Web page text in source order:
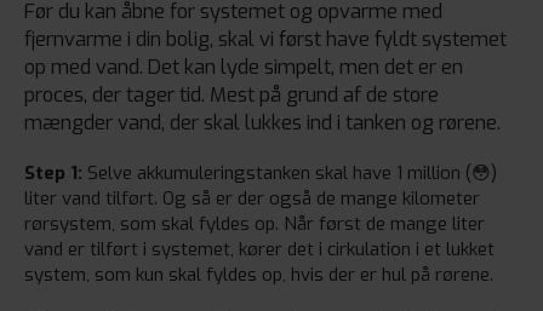
Før du kan åbne for systemet og opvarme med
fjernvarme i din bolig, skal vi først have fyldt systemet
op med vand. Det kan lyde simpelt, men det er en
proces, der tager tid. Mest på grund af de store
mængder vand, der skal lukkes ind i tanken og rørene.
Step 1: Selve akkumuleringstanken skal have 1 million (😳)
liter vand tilført. Og så er der også de mange kilometer
rørsystem, som skal fyldes op. Når først de mange liter
vand er tilført i systemet, kører det i cirkulation i et lukket
system, som kun skal fyldes op, hvis der er hul på rørene.